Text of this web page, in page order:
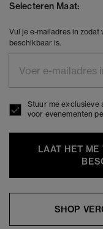
Selecteren Maat:
Vul je e-mailadres in
beschikbaar is.
Stuur me exclusieve
voor evenementen
LAAT HET ME
SHOP